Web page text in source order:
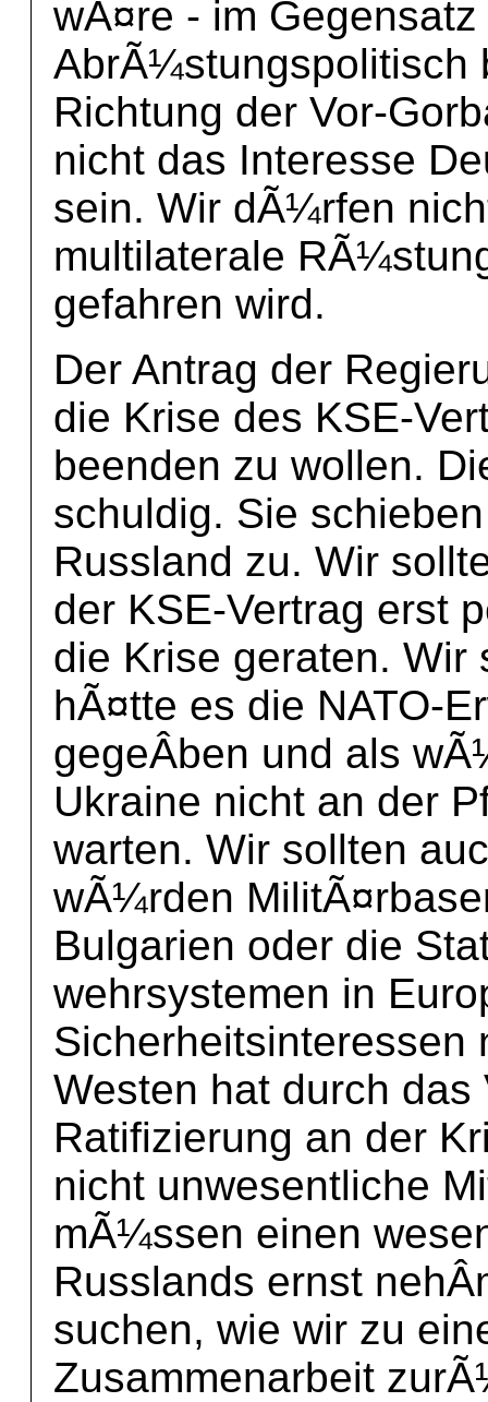
wÃ¤re - im
AbrÃ¼stungspolitisch
Richtung der Vor-
nicht das Interesse
sein. Wir dÃ¼rfen
multilaterale
gefahren wird.
Der Antrag der
die Krise des KSE-
beenden zu wollen.
schuldig. Sie
Russland zu. Wir
der KSE-Vertrag erst
die Krise geraten. Wir
hÃ¤tte es die NATO-
gegeÂ­ben und als
Ukraine nicht an der
warten. Wir sollten
wÃ¼rden
Bulgarien oder die
wehrsystemen in
Westen hat durch das
Ratifizierung an der
nicht unwesentliche
mÃ¼ssen einen
Russlands ernst
suchen, wie wir zu
Zusammenarbeit